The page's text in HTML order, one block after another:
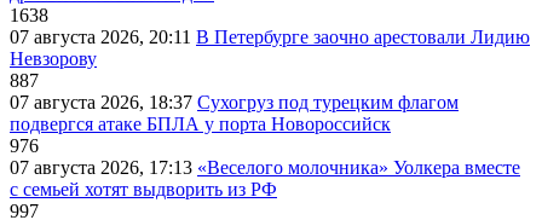
1638
07 августа 2026, 20:11 В Петербурге заочно арестовали Лидию
Невзорову
887
07 августа 2026, 18:37 Сухогруз под турецким флагом
подвергся атаке БПЛА у порта Новороссийск
976
07 августа 2026, 17:13 «Веселого молочника» Уолкера вместе
с семьей хотят выдворить из РФ
997